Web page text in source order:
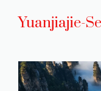
Yuanjiajie-